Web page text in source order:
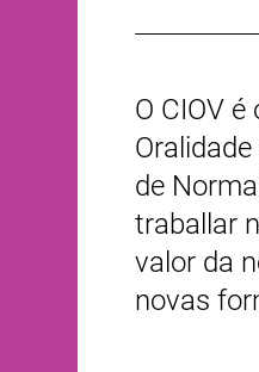
O CIOV
de
traballar
valor da
novas